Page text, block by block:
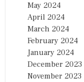
May 2024
April 2024
March 2024
February 2024
January 2024
December 2023
November 2023